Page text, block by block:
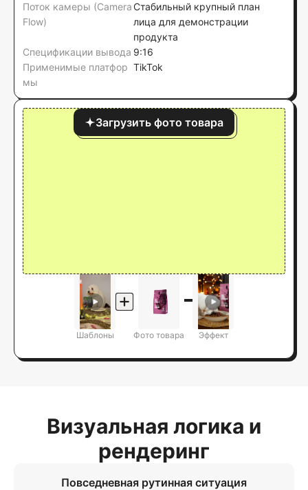
деталей продукта
Поток камеры (Camera
Flow)
Стабильный крупный план
лица для демонстрации
продукта
Спецификации вывода 9:16
Применимые платфор
мы
TikTok
Загрузить фото товара
Шаблоны Фото товара Эффект
Визуальная логика и
рендеринг
Повседневная рутинная ситуация